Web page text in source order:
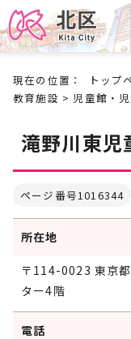
現在の位置： トップ
教育施設 > 児童館・
滝野川東児
ページ番号1016344
所在地
〒114-0023 東京
ター4階
電話